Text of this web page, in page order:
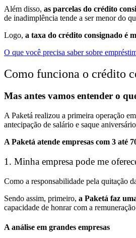
Além disso, as parcelas do crédito
de inadimplência tende a ser menor do
Logo, a taxa do crédito consignado é
O que você precisa saber sobre
Como funciona o crédito
Mas antes vamos entender o
A Paketá realizou a primeira operação
antecipação de salário e saque
A Paketá atende empresas com 3 até
1. Minha empresa pode me
Como a responsabilidade pela quitação
Sendo assim, primeiro, a Paketá faz
capacidade de honrar com a
A análise em grandes empresas